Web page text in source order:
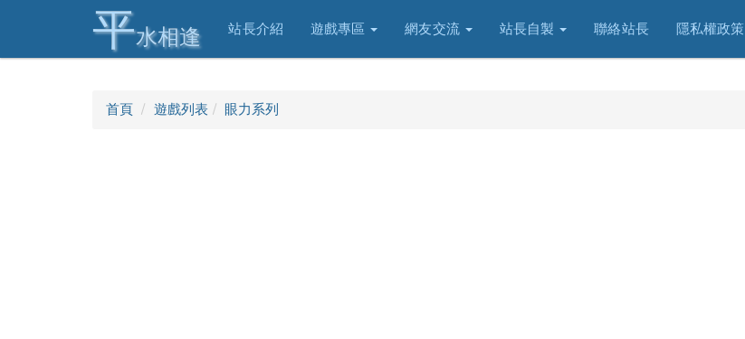
平水相逢 站長介紹 遊戲專區 網友交流 站長自製 聯絡站長 隱私權政策
首頁 遊戲列表 眼力系列